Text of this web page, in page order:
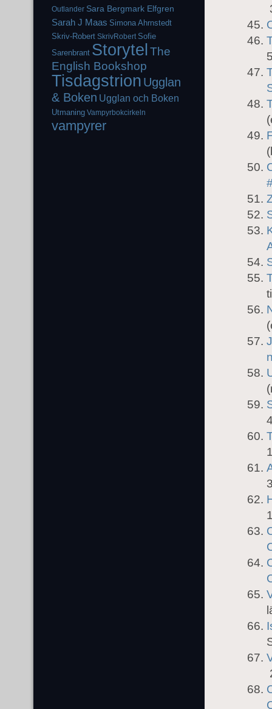
Outlander Sara Bergmark Elfgren
Sarah J Maas Simona Ahrnstedt
Skriv-Robert SkrivRobert Sofie
Sarenbrant Storytel The
English Bookshop
Tisdagstrion Ugglan
& Boken Ugglan och Boken
Utmaning Vampyrbokcirkeln
vampyrer